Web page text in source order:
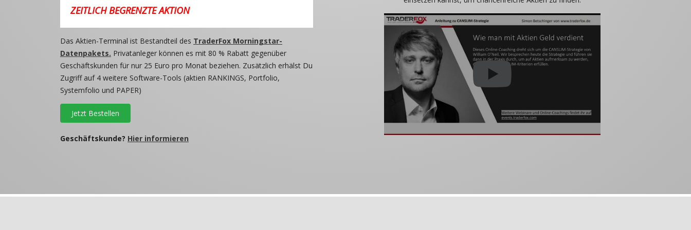
ZEITLICH BEGRENZTE AKTION
Das Aktien-Terminal ist Bestandteil des TraderFox Morningstar-
Datenpakets. Privatanleger können es mit 80 % Rabatt gegenüber
Geschäftskunden für nur 25 Euro pro Monat beziehen. Zusätzlich erhälst Du
Zugriff auf 4 weitere Software-Tools (aktien RANKINGS, Portfolio,
Systemfolio und PAPER)
Jetzt Bestellen
Geschäftskunde? Hier informieren